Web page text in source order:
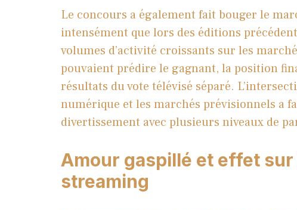
Le concours a également fait bouger le
intensément que lors des éditions
volumes d’activité croissants sur les
pouvaient prédire le gagnant, la position
résultats du vote télévisé séparé.
numérique et les marchés prévisionnels a
divertissement avec plusieurs niveaux de
Amour gaspillé et effet
streaming